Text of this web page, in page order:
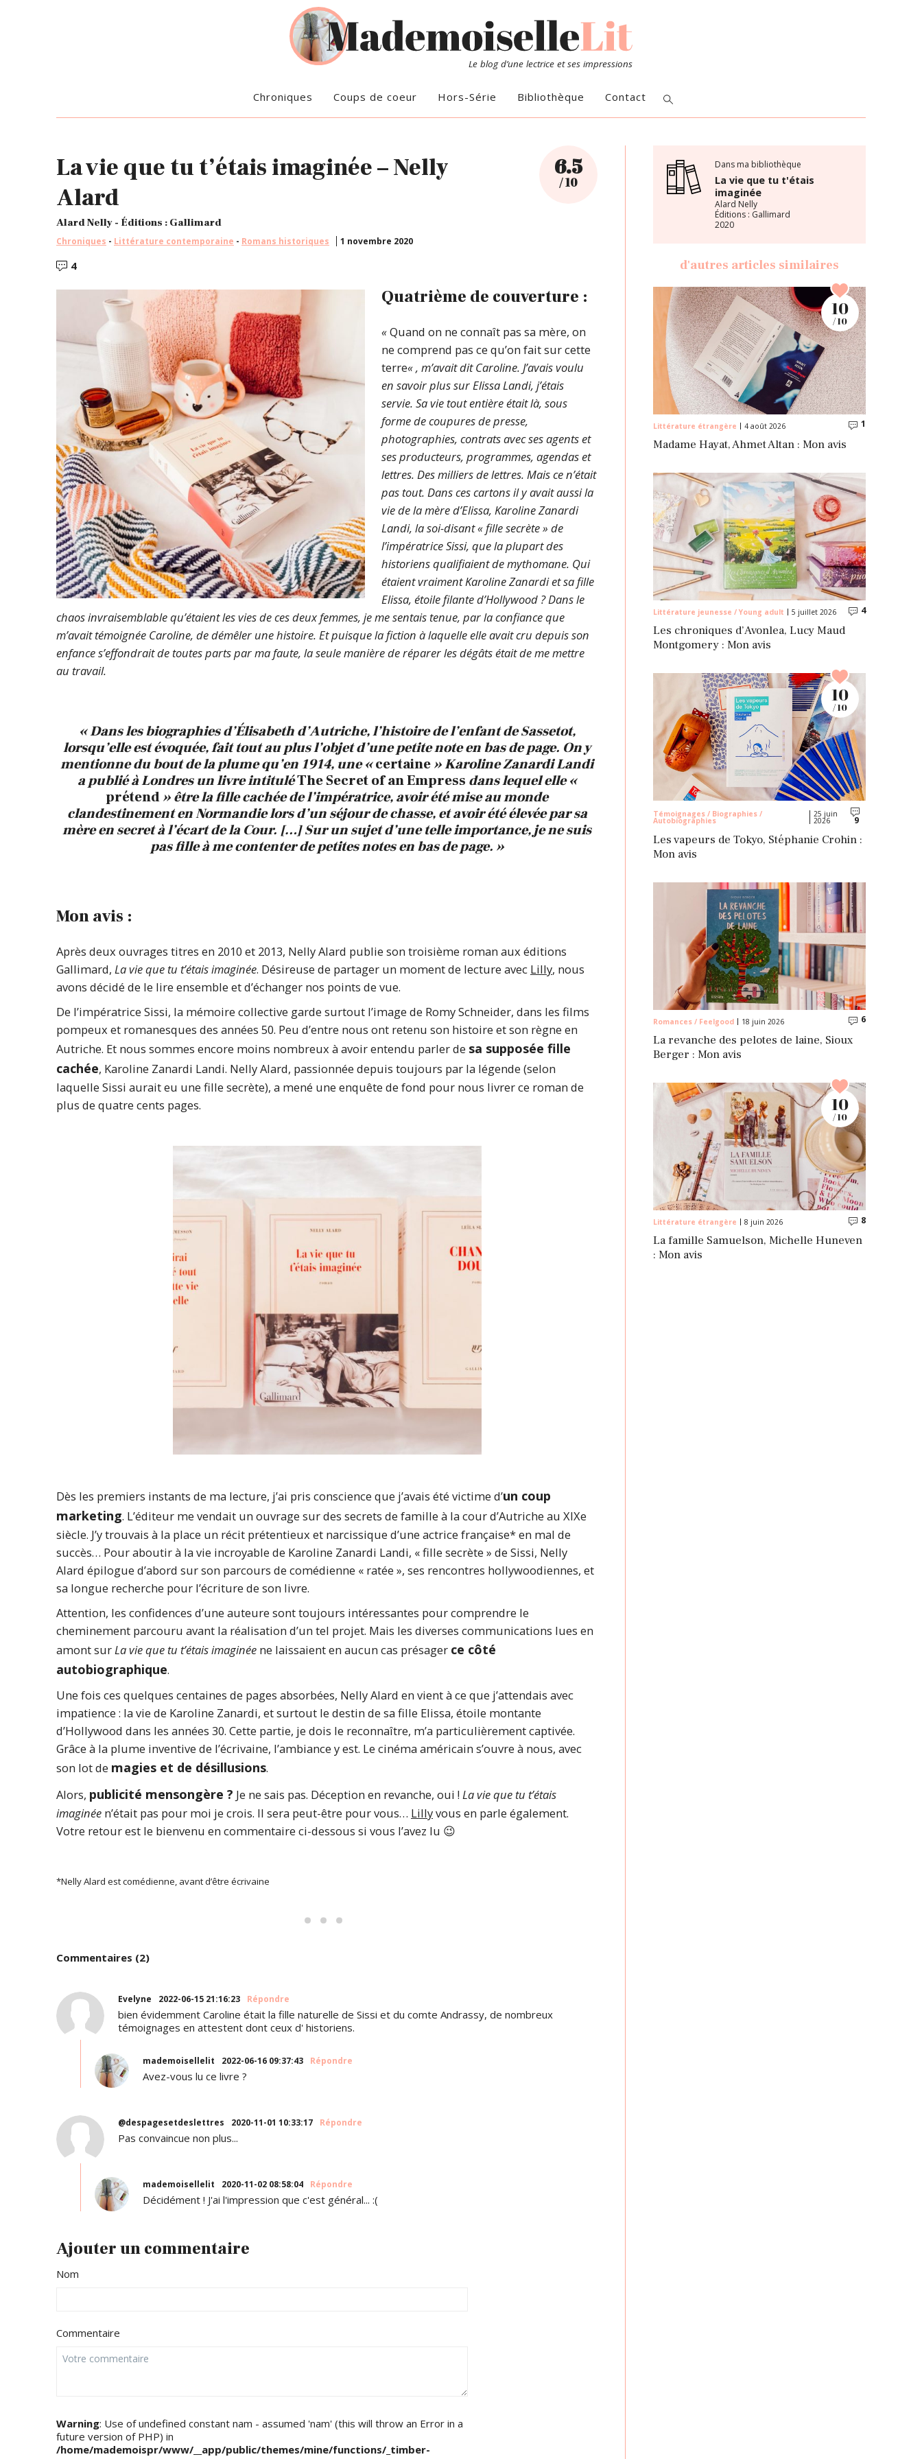
Le blog d’une lectrice et ses impressions
Chroniques Coups de coeur Hors-Série Bibliothèque Contact
La vie que tu t’étais imaginée – Nelly
Alard
Alard Nelly - Éditions : Gallimard
6.5
/ 10
Chroniques - Littérature contemporaine - Romans historiques 1 novembre 2020
4Commentaires
Quatrième de couverture :
«Quand on ne connaît pas sa mère, on
ne comprend pas ce qu’on fait sur cette
terre« , m’avait dit Caroline. J’avais voulu
en savoir plus sur Elissa Landi, j’étais
servie. Sa vie tout entière était là, sous
forme de coupures de presse,
photographies, contrats avec ses agents et
ses producteurs, programmes, agendas et
lettres. Des milliers de lettres. Mais ce n’était
pas tout. Dans ces cartons il y avait aussi la
vie de la mère d’Elissa, Karoline Zanardi
Landi, la soi-disant « fille secrète » de
l’impératrice Sissi, que la plupart des
historiens qualifiaient de mythomane. Qui
étaient vraiment Karoline Zanardi et sa fille
Elissa, étoile filante d’Hollywood ? Dans le
chaos invraisemblable qu’étaient les vies de ces deux femmes, je me sentais tenue, par la confiance que
m’avait témoignée Caroline, de démêler une histoire. Et puisque la fiction à laquelle elle avait cru depuis son
enfance s’effondrait de toutes parts par ma faute, la seule manière de réparer les dégâts était de me mettre
au travail.
« Dans les biographies d’Élisabeth d’Autriche, l’histoire de l’enfant de Sassetot,
lorsqu’elle est évoquée, fait tout au plus l’objet d’une petite note en bas de page. On y
mentionne du bout de la plume qu’en 1914, une «certaine» Karoline Zanardi Landi
a publié à Londres un livre intituléThe Secret of an Empress dans lequel elle «
prétend» être la fille cachée de l’impératrice, avoir été mise au monde
clandestinement en Normandie lors d’un séjour de chasse, et avoir été élevée par sa
mère en secret à l’écart de la Cour. […] Sur un sujet d’une telle importance, je ne suis
pas fille à me contenter de petites notes en bas de page. »
Mon avis :
Après deux ouvrages titres en 2010 et 2013, Nelly Alard publie son troisième roman aux éditions
Gallimard, La vie que tu t’étais imaginée. Désireuse de partager un moment de lecture avec Lilly, nous
avons décidé de le lire ensemble et d’échanger nos points de vue.
De l’impératrice Sissi, la mémoire collective garde surtout l’image de Romy Schneider, dans les films
pompeux et romanesques des années 50. Peu d’entre nous ont retenu son histoire et son règne en
Autriche. Et nous sommes encore moins nombreux à avoir entendu parler de sa supposée fille
cachée, Karoline Zanardi Landi. Nelly Alard, passionnée depuis toujours par la légende (selon
laquelle Sissi aurait eu une fille secrète), a mené une enquête de fond pour nous livrer ce roman de
plus de quatre cents pages.
Dès les premiers instants de ma lecture, j’ai pris conscience que j’avais été victime d’un coup
marketing. L’éditeur me vendait un ouvrage sur des secrets de famille à la cour d’Autriche au XIXe
siècle. J’y trouvais à la place un récit prétentieux et narcissique d’une actrice française* en mal de
succès… Pour aboutir à la vie incroyable de Karoline Zanardi Landi, « fille secrète » de Sissi, Nelly
Alard épilogue d’abord sur son parcours de comédienne « ratée », ses rencontres hollywoodiennes, et
sa longue recherche pour l’écriture de son livre.
Attention, les confidences d’une auteure sont toujours intéressantes pour comprendre le
cheminement parcouru avant la réalisation d’un tel projet. Mais les diverses communications lues en
amont surLa vie que tu t’étais imaginée ne laissaient en aucun cas présager ce côté
autobiographique.
Une fois ces quelques centaines de pages absorbées, Nelly Alard en vient à ce que j’attendais avec
impatience : la vie de Karoline Zanardi, et surtout le destin de sa fille Elissa, étoile montante
d’Hollywood dans les années 30. Cette partie, je dois le reconnaître, m’a particulièrement captivée.
Grâce à la plume inventive de l’écrivaine, l’ambiance y est. Le cinéma américain s’ouvre à nous, avec
son lot de magies et de désillusions.
Alors, publicité mensongère ? Je ne sais pas. Déception en revanche, oui ! La vie que tu t’étais
imaginée n’était pas pour moi je crois. Il sera peut-être pour vous… Lillyvous en parle également.
Votre retour est le bienvenu en commentaire ci-dessous si vous l’avez lu 😉
*Nelly Alard est comédienne, avant d’être écrivaine
Commentaires (2)
Evelyne 2022-06-15 21:16:23 Répondre
bien évidemment Caroline était la fille naturelle de Sissi et du comte Andrassy, de nombreux
témoignages en attestent dont ceux d' historiens.
mademoisellelit 2022-06-16 09:37:43 Répondre
Avez-vous lu ce livre ?
@despagesetdeslettres 2020-11-01 10:33:17 Répondre
Pas convaincue non plus...
mademoisellelit 2020-11-02 08:58:04 Répondre
Décidément ! J'ai l'impression que c'est général... :(
Ajouter un commentaire
Nom
Commentaire
Warning: Use of undefined constant nam - assumed 'nam' (this will throw an Error in a
future version of PHP) in
/home/mademoispr/www/__app/public/themes/mine/functions/_timber-
Dans ma bibliothèque
La vie que tu t'étais
imaginée
Alard Nelly
Éditions : Gallimard
2020
d'autres articles similaires
Littérature étrangère 4 août 2026 1
Madame Hayat, Ahmet Altan : Mon avis
10
/ 10
Littérature jeunesse / Young adult 5 juillet 2026 4
Les chroniques d’Avonlea, Lucy Maud
Montgomery : Mon avis
Témoignages / Biographies /
Autobiographies
25 juin
2026 9Commentaires
Les vapeurs de Tokyo, Stéphanie Crohin :
Mon avis
10
/ 10
Romances / Feelgood 18 juin 2026 6
La revanche des pelotes de laine, Sioux
Berger : Mon avis
Littérature étrangère 8 juin 2026 8
La famille Samuelson, Michelle Huneven
: Mon avis
10
/ 10